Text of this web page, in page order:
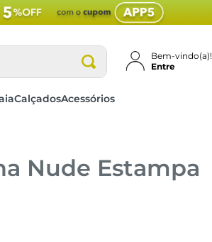
Bem-vindo(a)!
Entre
CalçadosAcessórios
Nude Estampa